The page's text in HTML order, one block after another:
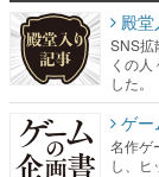
殿
SNS拡
くの
した。
ゲー
名作ゲ
し、ヒ